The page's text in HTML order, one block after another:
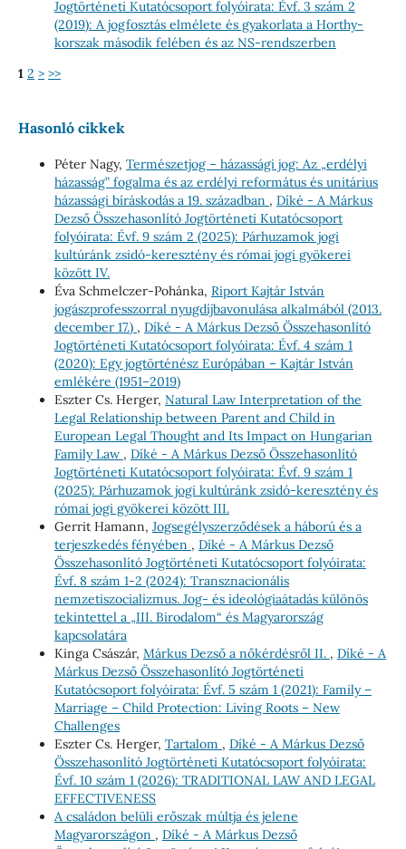
Jogtörténeti Kutatócsoport folyóirata: Évf. 3 szám 2
(2019): A jogfosztás elmélete és gyakorlata a Horthy-
korszak második felében és az NS-rendszerben
1 2 > >>
Hasonló cikkek
Péter Nagy, Természetjog – házassági jog: Az „erdélyi
házasság” fogalma és az erdélyi református és unitárius
házassági bíráskodás a 19. században , Díké - A Márkus
Dezső Összehasonlító Jogtörténeti Kutatócsoport
folyóirata: Évf. 9 szám 2 (2025): Párhuzamok jogi
kultúránk zsidó-keresztény és római jogi gyökerei
között IV.
Éva Schmelczer-Pohánka, Riport Kajtár István
jogászprofesszorral nyugdíjbavonulása alkalmából (2013.
december 17.) , Díké - A Márkus Dezső Összehasonlító
Jogtörténeti Kutatócsoport folyóirata: Évf. 4 szám 1
(2020): Egy jogtörténész Európában – Kajtár István
emlékére (1951–2019)
Eszter Cs. Herger, Natural Law Interpretation of the
Legal Relationship between Parent and Child in
European Legal Thought and Its Impact on Hungarian
Family Law , Díké - A Márkus Dezső Összehasonlító
Jogtörténeti Kutatócsoport folyóirata: Évf. 9 szám 1
(2025): Párhuzamok jogi kultúránk zsidó-keresztény és
római jogi gyökerei között III.
Gerrit Hamann, Jogsegélyszerződések a háború és a
terjeszkedés fényében , Díké - A Márkus Dezső
Összehasonlító Jogtörténeti Kutatócsoport folyóirata:
Évf. 8 szám 1-2 (2024): Transznacionális
nemzetiszocializmus. Jog- és ideológiaátadás különös
tekintettel a „III. Birodalom“ és Magyarország
kapcsolatára
Kinga Császár, Márkus Dezső a nőkérdésről II. , Díké - A
Márkus Dezső Összehasonlító Jogtörténeti
Kutatócsoport folyóirata: Évf. 5 szám 1 (2021): Family –
Marriage – Child Protection: Living Roots – New
Challenges
Eszter Cs. Herger, Tartalom , Díké - A Márkus Dezső
Összehasonlító Jogtörténeti Kutatócsoport folyóirata:
Évf. 10 szám 1 (2026): TRADITIONAL LAW AND LEGAL
EFFECTIVENESS
A családon belüli erőszak múltja és jelene
Magyarországon , Díké - A Márkus Dezső